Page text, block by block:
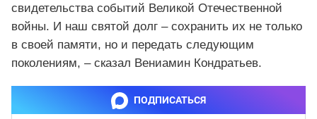
свидетельства событий Великой Отечественной
войны. И наш святой долг – сохранить их не только
в своей памяти, но и передать следующим
поколениям, – сказал Вениамин Кондратьев.
ПОДПИСАТЬСЯ